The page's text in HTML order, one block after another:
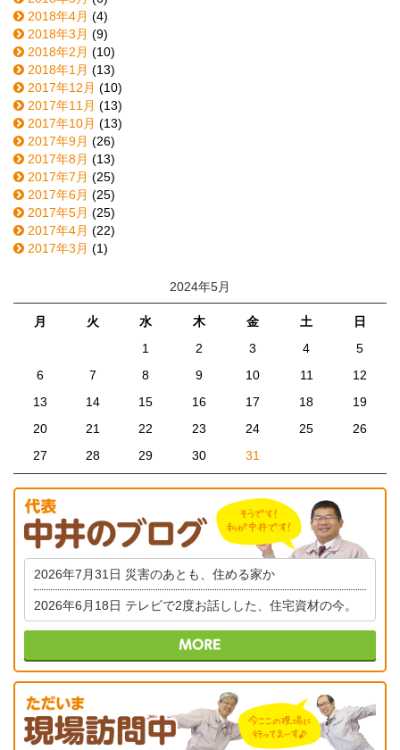
2018年4月 (4)
2018年3月 (9)
2018年2月 (10)
2018年1月 (13)
2017年12月 (10)
2017年11月 (13)
2017年10月 (13)
2017年9月 (26)
2017年8月 (13)
2017年7月 (25)
2017年6月 (25)
2017年5月 (25)
2017年4月 (22)
2017年3月 (1)
2024年5月
月 火 水 木 金 土
日
1
2 3 4
5
6
7 8 9 10 11
12
13
14 15 16 17 18
19
20
21 22 23 24 25
26
27
28 29 30 31
2026年7月31日 災害のあとも、住める家か
2026年6月18日 テレビで2度お話しした、住宅資材の今。